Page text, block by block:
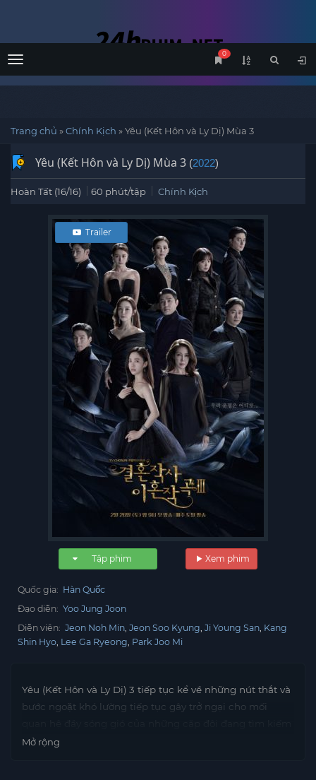
Menu
0
Trang chủ »Chính Kịch »Yêu (Kết Hôn và Ly Dị) Mùa 3
Yêu (Kết Hôn và Ly Dị) Mùa 3 (2022)
Hoàn Tất (16/16) 60 phút/tập Chính Kịch
Xem phim
Trailer
Tập phim
Quốc gia: Hàn Quốc
Đạo diễn: Yoo Jung Joon
Diễn viên: Jeon Noh Min Jeon Soo Kyung Ji Young San Kang
Shin Hyo Lee Ga Ryeong Park Joo Mi
Yêu (Kết Hôn và Ly Dị) 3 tiếp tục kể về những nút thắt và
bước ngoặt khó lường tiếp tục gây trở ngại cho mối
hạnh phúc mãi mãi về sau.
Mở rộng